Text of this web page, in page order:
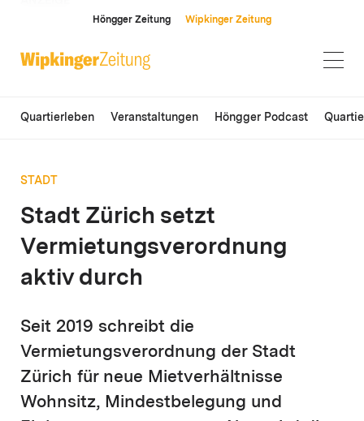
Höngger Zeitung Wipkinger Zeitung
Quartierleben Veranstaltungen Höngger Podcast
STADT
Stadt Zürich setzt
Vermietungsverordnung
aktiv durch
Seit 2019 schreibt die
Vermietungsverordnung der Stadt
Zürich für neue Mietverhältnisse
Wohnsitz, Mindestbelegung und